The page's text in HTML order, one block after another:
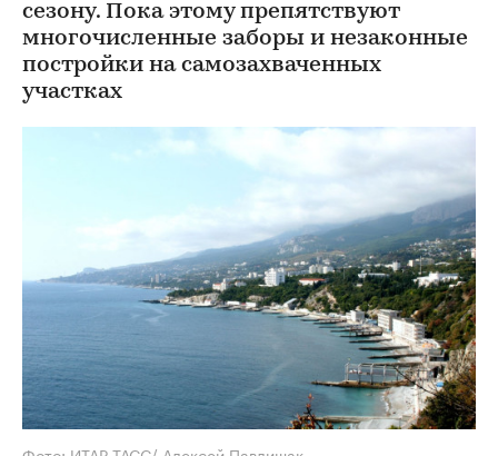
сезону. Пока этому препятствуют
многочисленные заборы и незаконные
постройки на самозахваченных
участках